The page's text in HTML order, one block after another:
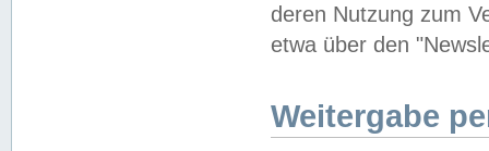
deren Nutzung zum
etwa über den
Weitergabe